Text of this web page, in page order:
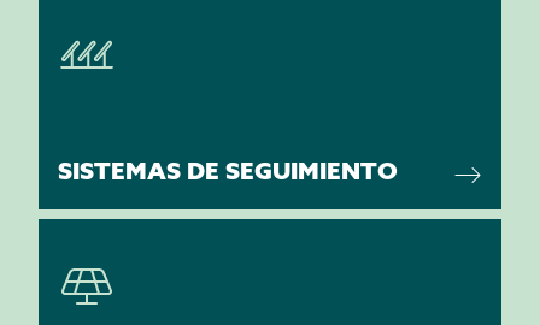
SISTEMAS DE SEGUIMIENTO